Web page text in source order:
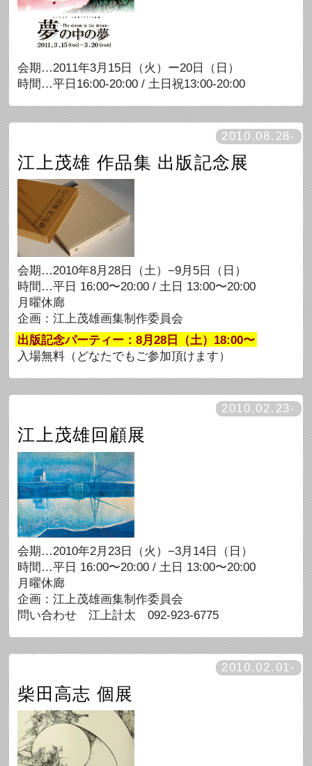
会期…2011年3月15日（火）ー20日（日）
時間…平日16:00-20:00 / 土日祝13:00-20:00
2010.08.28-
江上茂雄 作品集 出版記念展
会期…2010年8月28日（土）−9月5日（日）
時間…平日 16:00〜20:00 / 土日 13:00〜20:00
月曜休廊
企画：江上茂雄画集制作委員会
出版記念パーティー：8月28日（土）18:00〜
入場無料（どなたでもご参加頂けます）
2010.02.23-
江上茂雄回顧展
会期…2010年2月23日（火）−3月14日（日）
時間…平日 16:00〜20:00 / 土日 13:00〜20:00
月曜休廊
企画：江上茂雄画集制作委員会
問い合わせ 江上計太 092-923-6775
2010.02.01-
柴田高志 個展